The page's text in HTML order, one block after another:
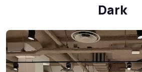
Dark